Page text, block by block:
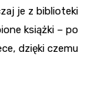
je z biblioteki
książki – po
dzięki czemu